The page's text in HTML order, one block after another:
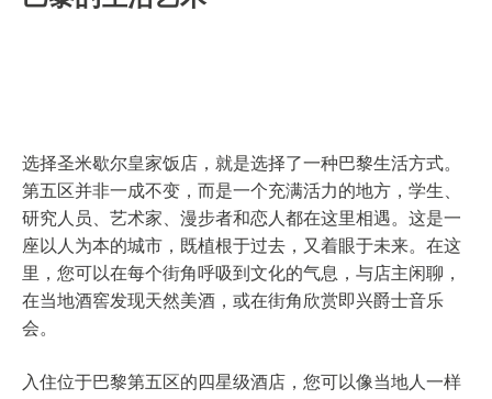
选择圣米歇尔皇家饭店，就是选择了一种巴黎生活方式。
第五区并非一成不变，而是一个充满活力的地方，学生、
研究人员、艺术家、漫步者和恋人都在这里相遇。这是一
座以人为本的城市，既植根于过去，又着眼于未来。在这
里，您可以在每个街角呼吸到文化的气息，与店主闲聊，
在当地酒窖发现天然美酒，或在街角欣赏即兴爵士音乐
会。
入住位于巴黎第五区的四星级酒店，您可以像当地人一样